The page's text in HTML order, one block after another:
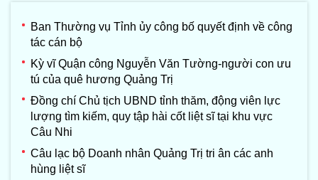
Ban Thường vụ Tỉnh ủy công bố quyết định về công
tác cán bộ
Kỳ vĩ Quận công Nguyễn Văn Tường-người con ưu
tú của quê hương Quảng Trị
Đồng chí Chủ tịch UBND tỉnh thăm, động viên lực
lượng tìm kiếm, quy tập hài cốt liệt sĩ tại khu vực
Câu Nhi
Câu lạc bộ Doanh nhân Quảng Trị tri ân các anh
hùng liệt sĩ